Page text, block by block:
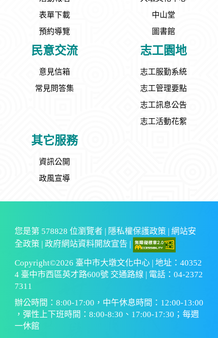
表單下載
預約導覽
中山堂
圖書館
民意交流
意見信箱
常見問答集
志工園地
志工服勤系統
志工管理要點
志工訊息公告
志工活動花絮
其它服務
資訊公開
政風宣導
您是第 578828 位瀏覽者 | 隱私權保護政策 | 網站安
全政策
政府網站資料開放宣告
Copyright©2026 臺中市大墩文化中心 | 地址：40352
4 臺中市西區英才路600號 交通路線 | 電話：04-2372
7311
辦公時間：8:00-17:00，中午休息時間：12:00-13:00
，彈性上下班時間：8:00-8:30、17:00-17:30；每週
一休館